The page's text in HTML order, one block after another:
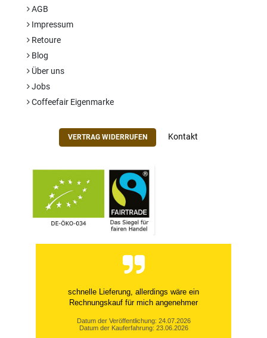
AGB
Impressum
Retoure
Blog
Über uns
Jobs
Coffeefair Eigenmarke
VERTRAG WIDERRUFEN Kontakt
schnelle Lieferung, allerdings wäre ein
Rechnungskauf für mich angenehmer
Datum der Veröffentlichung: 24.07.2026
Datum der Kauferfahrung: 23.06.2026